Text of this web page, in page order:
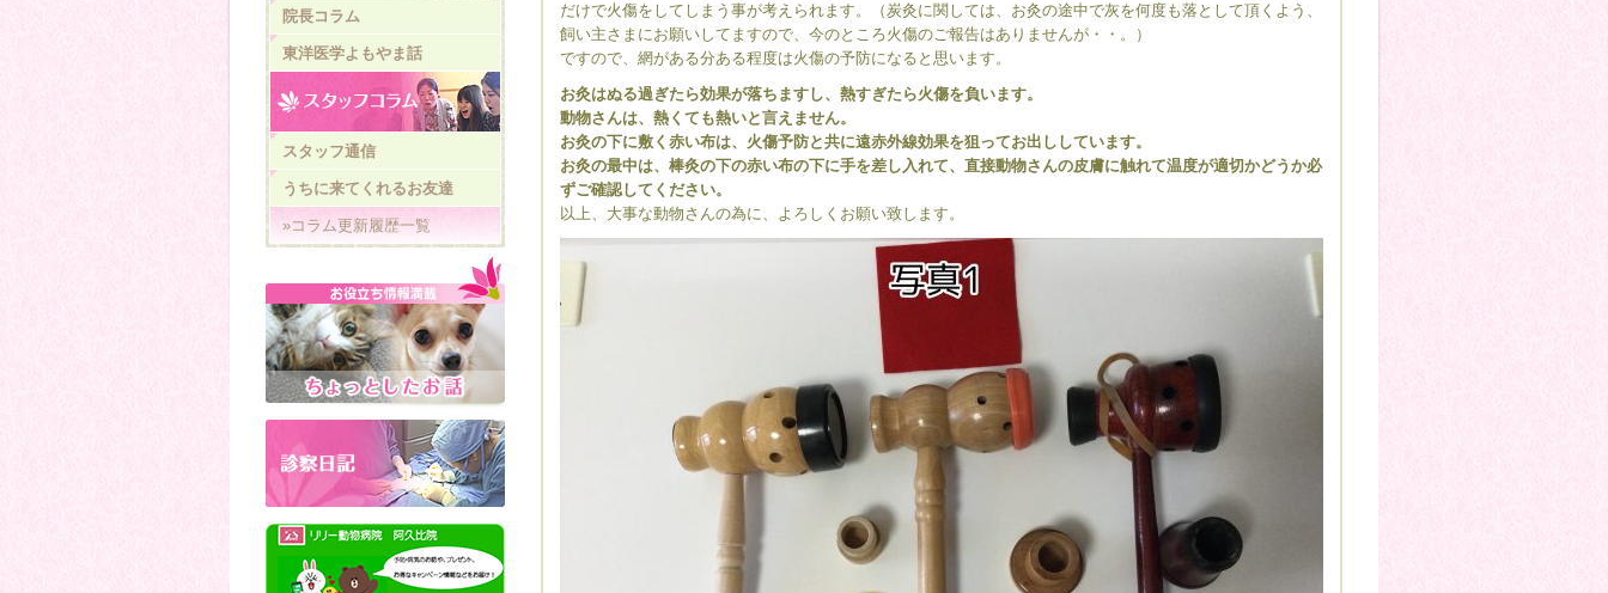
だけで火傷をしてしまう事が考えられます。（炭灸に関しては、お灸の途中で灰を何度も落として頂くよう、
飼い主さまにお願いしてますので、今のところ火傷のご報告はありませんが・・。）
ですので、網がある分ある程度は火傷の予防になると思います。
お灸はぬる過ぎたら効果が落ちますし、熱すぎたら火傷を負います。
動物さんは、熱くても熱いと言えません。
お灸の下に敷く赤い布は、火傷予防と共に遠赤外線効果を狙ってお出ししています。
お灸の最中は、棒灸の下の赤い布の下に手を差し入れて、直接動物さんの皮膚に触れて温度が適切かどうか必
ずご確認してください。
以上、大事な動物さんの為に、よろしくお願い致します。
院長コラム
東洋医学よもやま話
スタッフ通信
うちに来てくれるお友達
»コラム更新履歴一覧